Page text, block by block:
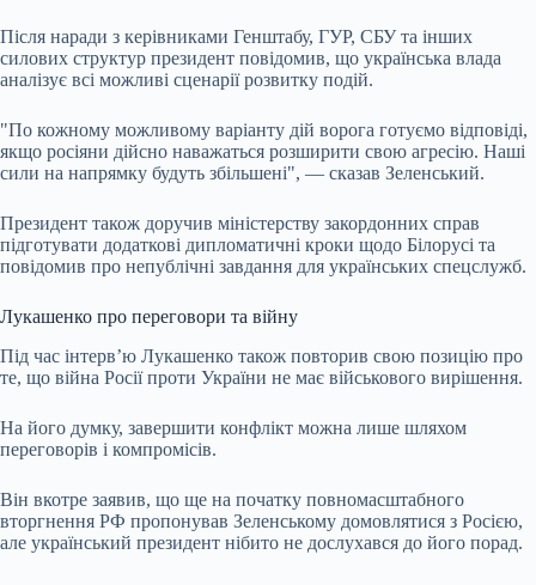
Після наради з керівниками Генштабу, ГУР, СБУ та інших
силових структур президент повідомив, що українська влада
аналізує всі можливі сценарії розвитку подій.
"По кожному можливому варіанту дій ворога готуємо відповіді,
якщо росіяни дійсно наважаться розширити свою агресію. Наші
сили на напрямку будуть збільшені", — сказав Зеленський.
Президент також доручив міністерству закордонних справ
підготувати додаткові дипломатичні кроки щодо Білорусі та
повідомив про непублічні завдання для українських спецслужб.
Лукашенко про переговори та війну
Під час інтерв’ю Лукашенко також повторив свою позицію про
те, що війна Росії проти України не має військового вирішення.
На його думку, завершити конфлікт можна лише шляхом
переговорів і компромісів.
Він вкотре заявив, що ще на початку повномасштабного
вторгнення РФ пропонував Зеленському домовлятися з Росією,
але український президент нібито не дослухався до його порад.